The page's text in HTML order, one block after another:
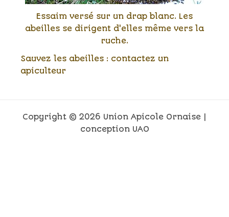
Essaim versé sur un drap blanc. Les
abeilles se dirigent d'elles même vers la
ruche.
Sauvez les abeilles : contactez un
apiculteur
Copyright © 2026 Union Apicole Ornaise |
conception UAO